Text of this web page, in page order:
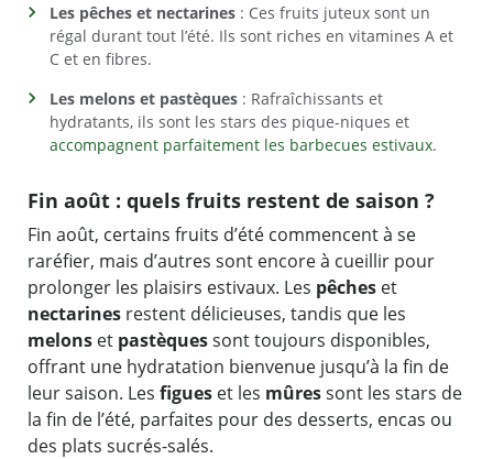
Les pêches et nectarines : Ces fruits juteux sont un
régal durant tout l’été. Ils sont riches en vitamines A et
C et en fibres.
Les melons et pastèques : Rafraîchissants et
hydratants, ils sont les stars des pique-niques et
accompagnent parfaitement les barbecues estivaux.
Fin août : quels fruits restent de saison ?
Fin août, certains fruits d’été commencent à se
raréfier, mais d’autres sont encore à cueillir pour
prolonger les plaisirs estivaux. Les pêches et
nectarines restent délicieuses, tandis que les
melons et pastèquessont toujours disponibles,
offrant une hydratation bienvenue jusqu’à la fin de
leur saison. Les figues et les mûressont les stars de
la fin de l’été, parfaites pour des desserts, encas ou
des plats sucrés-salés.